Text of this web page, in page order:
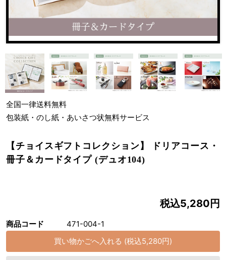
全国一律送料無料
包装紙・のし紙・あいさつ状無料サービス
【チョイスギフトコレクション】 ドリアコース・
冊子＆カードタイプ (デュオ104)
税込5,280円
商品コード 471-004-1